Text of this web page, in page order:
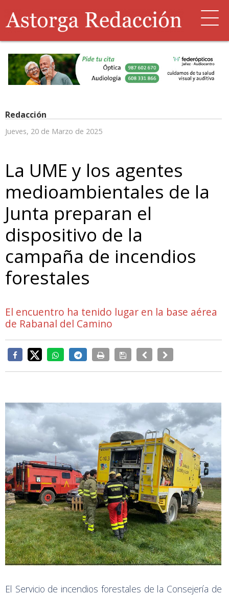
Redacción
Jueves, 20 de Marzo de 2025
La UME y los agentes
medioambientales de la
Junta preparan el
dispositivo de la
campaña de incendios
forestales
El encuentro ha tenido lugar en la base aérea
de Rabanal del Camino
El Servicio de incendios forestales de la Consejería de